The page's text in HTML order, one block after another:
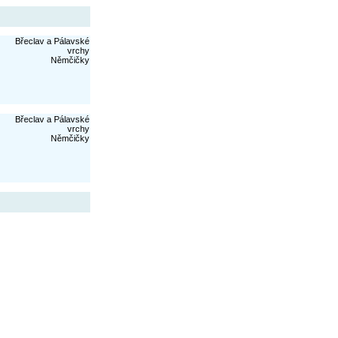
Břeclav a Pálavské
vrchy
Němčičky
Břeclav a Pálavské
vrchy
Němčičky